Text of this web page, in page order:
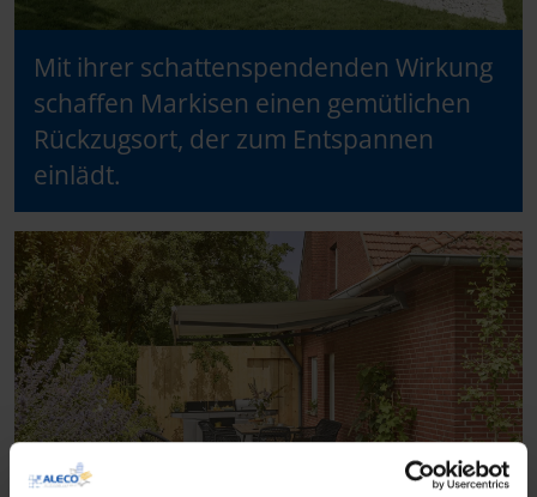
Mit ihrer schattenspendenden Wirkung
schaffen Markisen einen gemütlichen
Rückzugsort, der zum Entspannen
einlädt.